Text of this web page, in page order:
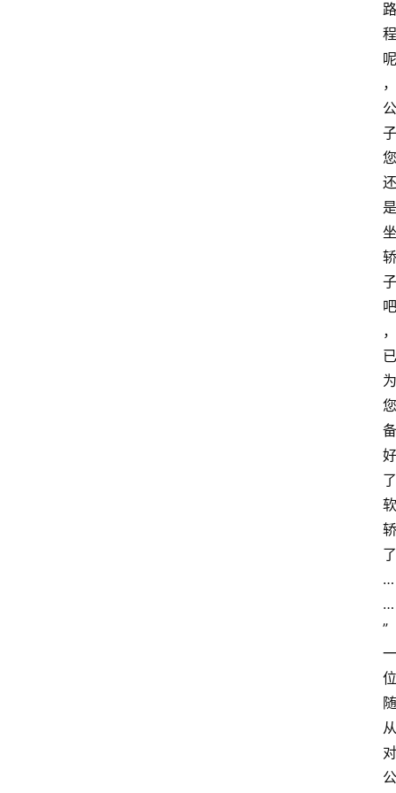
路
程
呢
，
公
子
您
还
是
坐
轿
子
吧
，
已
为
您
备
好
了
软
轿
了
…
…
”
一
位
随
从
对
公